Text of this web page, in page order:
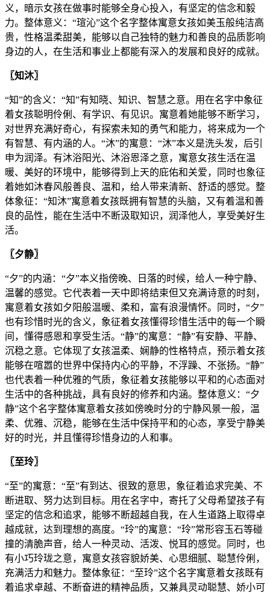
义，暗示女孩在做事时能够全身心投入，有坚定的信念和毅
力。整体意义：“瑄沁”这个名字整体寓意女孩如美玉般纯洁高
贵，性格温柔甜美，能够以自己独特的魅力和善良的品质影响
身边的人，在生活和事业上都能有深入的发展和良好的成就。
〖知沐〗
“知”的含义：“知”有知晓、知识、智慧之意。用在名字中象征
着女孩聪明伶俐、有学识、有见识。寓意着她能够不断学习，
对世界充满好奇心，有探索未知的勇气和能力，将来成为一个
有智慧、有内涵的人。“沐”的寓意：“沐”本义是洗头发，后引
申为润泽。有沐浴阳光、沐浴恩泽之意，寓意女孩生活在温
暖、美好的环境中，能够得到上天的庇佑和关爱，同时也象征
着她如沐春风般善良、温和，给人带来清新、舒适的感觉。整
体象征：“知沐”寓意着女孩既拥有智慧的头脑，又有着温和善
良的品性，能在生活中不断汲取知识，润泽他人，享受美好生
活。
〖夕静〗
“夕”的内涵：“夕”本义指傍晚、日落的时候，给人一种宁静、
温馨的感觉。它代表着一天中即将结束但又充满诗意的时刻，
寓意着女孩如夕阳般温暖、柔和，富有浪漫情怀。同时，“夕”
也有珍惜时光的含义，象征着女孩懂得珍惜生活中的每一个瞬
间，懂得感恩和享受生活。“静”的寓意：“静”有安静、平静、
沉稳之意。它体现了女孩温柔、娴静的性格特点，预示着女孩
能够在喧嚣的世界中保持内心的平静，不浮躁、不张扬。“静”
也代表着一种优雅的气质，象征着女孩能够以平和的心态面对
生活中的各种挑战，具有良好的修养和内涵。整体意义：“夕
静”这个名字整体寓意着女孩如傍晚时分的宁静风景一般，温
柔、优雅、沉稳，能够在生活中保持平和的心态，享受宁静美
好的时光，并且懂得珍惜身边的人和事。
〖至玲〗
“至”的寓意：“至”有到达、很致的意思，象征着追求完美、不
断进取、努力达到目标。用在名字中，寄托了父母希望孩子有
坚定的信念和追求，能够不断超越自我，在人生道路上取得卓
越成就，达到理想的高度。“玲”的寓意：“玲”常形容玉石等碰
撞的清脆声音，给人一种灵动、活泼、悦耳的感觉。同时，也
有小巧玲珑之意，寓意女孩容貌娇美、心思细腻、聪慧伶俐，
充满活力和魅力。整体象征：“至玲”这个名字寓意着女孩既有
着追求卓越、不断奋进的精神品质，又兼具灵动聪慧、娇小可